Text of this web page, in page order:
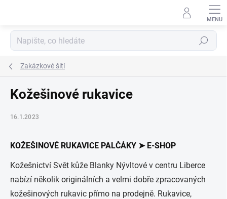
Hledat
Zakázkové šití
Kožešinové rukavice
16.1.2023
KOŽEŠINOVÉ RUKAVICE PALČÁKY ➤ E-SHOP
Kožešnictví Svět kůže Blanky Nývltové v centru Liberce
nabízí několik originálních a velmi dobře zpracovaných
kožešinových rukavic přímo na prodejně. Rukavice,